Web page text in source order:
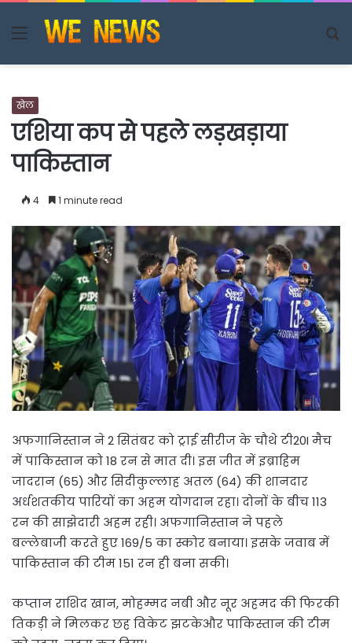
Menu
खेल
एशिया कप से पहले लड़खड़ाया
पाकिस्तान
4 1 minute read
अफगानिस्तान ने 2 सितंबर को ट्राई सीरीज के चौथे टी20I मैच
में पाकिस्तान को 18 रन से मात दी। इस जीत में इब्राहिम
जादरान (65) और सिदीकुल्लाह अतल (64) की शानदार
अर्धशतकीय पारियों का अहम योगदान रहा। दोनों के बीच 113
रन की साझेदारी अहम रही। अफगानिस्तान ने पहले
बल्लेबाजी करते हुए 169/5 का स्कोर बनाया। इसके जवाब में
पाकिस्तान की टीम 151 रन ही बना सकी।
कप्तान राशिद खान, मोहम्मद नबी और नूर अहमद की फिरकी
तिकड़ी ने मिलकर छह विकेट झटकेऔर पाकिस्तान की टीम